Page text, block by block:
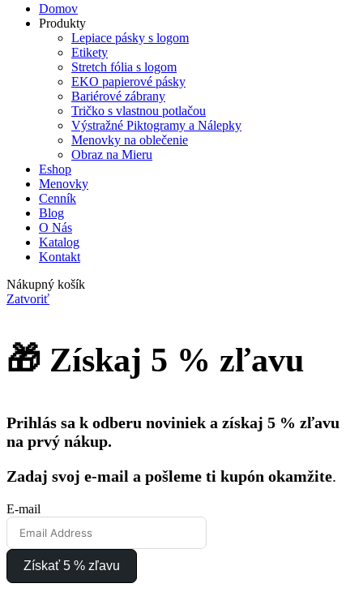
Domov
Produkty
Lepiace pásky s logom
Etikety
Stretch fólia s logom
EKO papierové pásky
Bariérové zábrany
Tričko s vlastnou potlačou
Výstražné Piktogramy a Nálepky
Menovky na oblečenie
Obraz na Mieru
Eshop
Menovky
Cenník
Blog
O Nás
Katalog
Kontakt
Nákupný košík
Zatvoriť
🎁 Získaj 5 % zľavu
Prihlás sa k odberu noviniek a získaj 5 % zľavu
na prvý nákup.
Zadaj svoj e-mail a pošleme ti kupón okamžite.
E-mail
Získať 5 % zľavu